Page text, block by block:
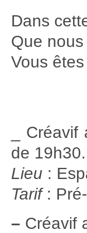
Dans
Que
Vous
_
de 19h30.
Lieu :
Tarif:
– Créavif